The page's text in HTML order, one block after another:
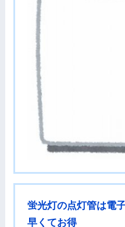
蛍光灯の点灯管は電
早くてお得